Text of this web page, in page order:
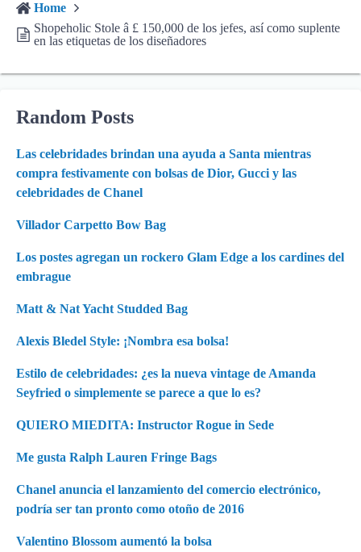
Home
Shopeholic Stole â £ 150,000 de los jefes, así como suplente
en las etiquetas de los diseñadores
Random Posts
Las celebridades brindan una ayuda a Santa mientras
compra festivamente con bolsas de Dior, Gucci y las
celebridades de Chanel
Villador Carpetto Bow Bag
Los postes agregan un rockero Glam Edge a los cardines del
embrague
Matt & Nat Yacht Studded Bag
Alexis Bledel Style: ¡Nombra esa bolsa!
Estilo de celebridades: ¿es la nueva vintage de Amanda
Seyfried o simplemente se parece a que lo es?
QUIERO MIEDITA: Instructor Rogue in Sede
Me gusta Ralph Lauren Fringe Bags
Chanel anuncia el lanzamiento del comercio electrónico,
podría ser tan pronto como otoño de 2016
Valentino Blossom aumentó la bolsa